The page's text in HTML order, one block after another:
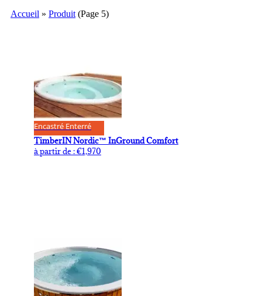
Accueil » Produit (Page 5)
Encastré Enterré
TimberIN Nordic™ InGround Comfort
à partir de :€1,970